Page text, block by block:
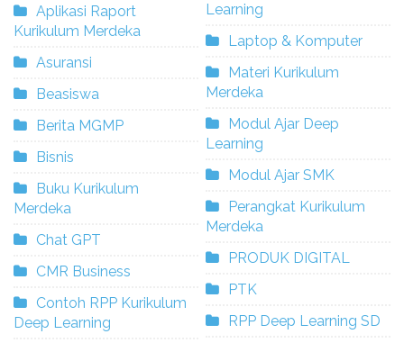
Aplikasi Raport
Kurikulum Merdeka
Asuransi
Beasiswa
Berita MGMP
Bisnis
Buku Kurikulum
Merdeka
Chat GPT
CMR Business
Contoh RPP Kurikulum
Deep Learning
Learning
Laptop & Komputer
Materi Kurikulum
Merdeka
Modul Ajar Deep
Learning
Modul Ajar SMK
Perangkat Kurikulum
Merdeka
PRODUK DIGITAL
PTK
RPP Deep Learning SD